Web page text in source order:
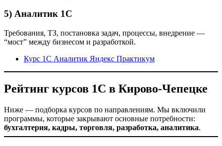
5) Аналитик 1С
Требования, ТЗ, постановка задач, процессы, внедрение —
“мост” между бизнесом и разработкой.
Курс 1С Аналитик Яндекс Практикум
Рейтинг курсов 1С в Кирово-Чепецке
Ниже — подборка курсов по направлениям. Мы включили
программы, которые закрывают основные потребности:
бухгалтерия, кадры, торговля, разработка, аналитика.